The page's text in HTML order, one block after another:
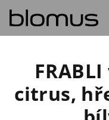
obsah
citrus,